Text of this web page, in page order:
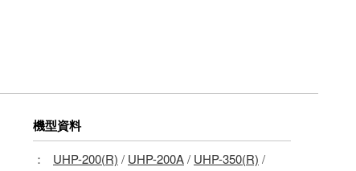
機型資料
： UHP-200(R) / UHP-200A/ UHP-350(R) /